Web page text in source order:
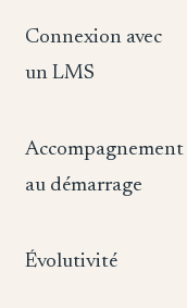
Connexion avec
un LMS
Accompagnement
au démarrage
Évolutivité